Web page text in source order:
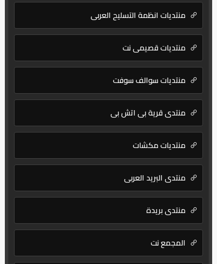
منتديات انظمة التسليح العربي
منتديات قصيمي نت
منتديات سوالف سوفت
منتدى قرية بي اتش بي
منتديات مكشات
منتدى البريد العربي
منتدى بريدة
المجمع نت